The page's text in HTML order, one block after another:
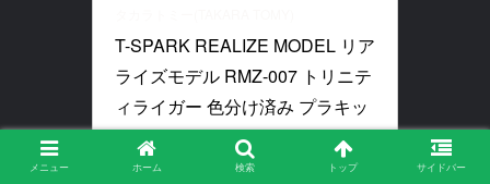
T-SPARK REALIZE MODEL リア
ライズモデル RMZ-007 トリニテ
ィライガー 色分け済み プラキッ
ト
メニュー ホーム 検索 トップ サイドバー